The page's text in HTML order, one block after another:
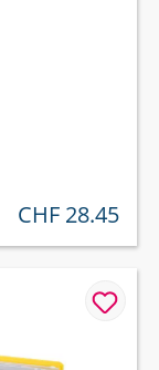
regulärer preis:
CHF 28.45